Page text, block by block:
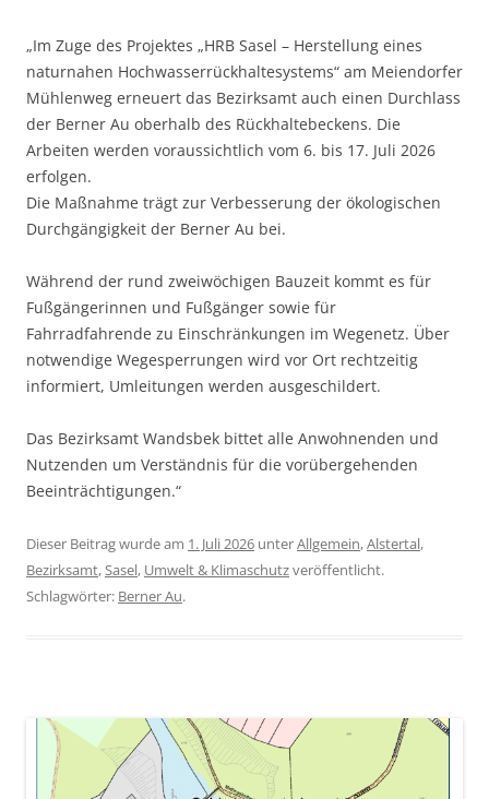
„Im Zuge des Projektes „HRB Sasel – Herstellung eines
naturnahen Hochwasserrückhaltesystems“ am Meiendorfer
Mühlenweg erneuert das Bezirksamt auch einen Durchlass
der Berner Au oberhalb des Rückhaltebeckens. Die
Arbeiten werden voraussichtlich vom 6. bis 17. Juli 2026
erfolgen.
Die Maßnahme trägt zur Verbesserung der ökologischen
Durchgängigkeit der Berner Au bei.
Während der rund zweiwöchigen Bauzeit kommt es für
Fußgängerinnen und Fußgänger sowie für
Fahrradfahrende zu Einschränkungen im Wegenetz. Über
notwendige Wegesperrungen wird vor Ort rechtzeitig
informiert, Umleitungen werden ausgeschildert.
Das Bezirksamt Wandsbek bittet alle Anwohnenden und
Nutzenden um Verständnis für die vorübergehenden
Beeinträchtigungen.“
Dieser Beitrag wurde am 1. Juli 2026 unterAllgemein,Alstertal,
Bezirksamt,Sasel, Umwelt & Klimaschutzveröffentlicht.
Schlagwörter: Berner Au.